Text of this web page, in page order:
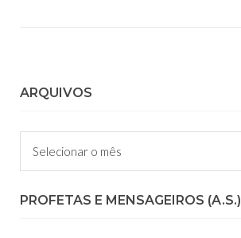
ARQUIVOS
Arquivos
PROFETAS E MENSAGEIROS (A.S.)